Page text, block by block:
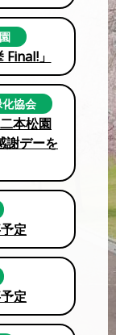
」
協会
本松園
謝デーを
定
定